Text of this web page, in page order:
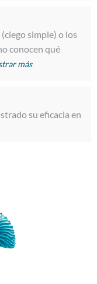
simple) o los
conocen qué
su eficacia en